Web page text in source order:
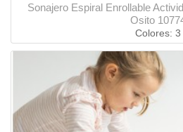
Sonajero Espiral Enrollable
Osito
Colores: 3